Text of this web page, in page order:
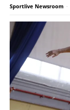
Sportlive Newsroom -